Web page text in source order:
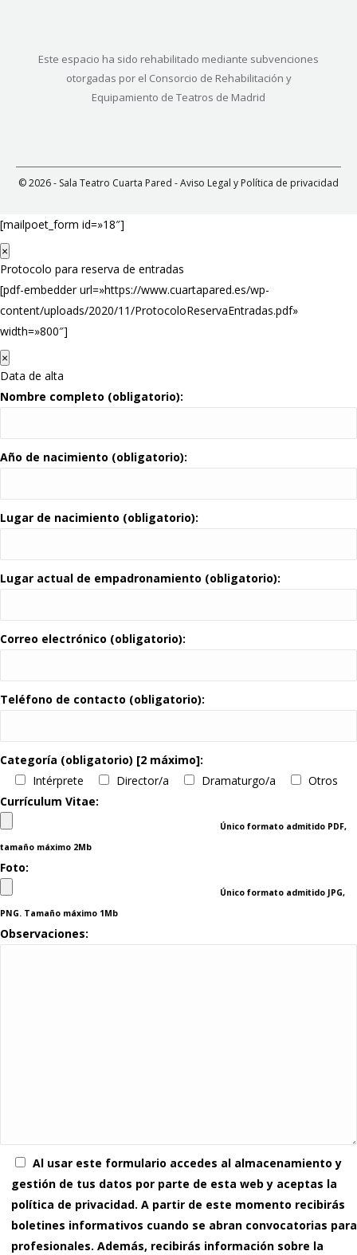
Este espacio ha sido rehabilitado mediante subvenciones
otorgadas por el Consorcio de Rehabilitación y
Equipamiento de Teatros de Madrid
© 2026 - Sala Teatro Cuarta Pared -Aviso Legal y Política de privacidad
[mailpoet_form id=»18″]
×
Protocolo para reserva de entradas
[pdf-embedder url=»https://www.cuartapared.es/wp-
content/uploads/2020/11/ProtocoloReservaEntradas.pdf»
width=»800″]
×
Data de alta
Nombre completo (obligatorio):
Año de nacimiento (obligatorio):
Lugar de nacimiento (obligatorio):
Lugar actual de empadronamiento (obligatorio):
Correo electrónico (obligatorio):
Teléfono de contacto (obligatorio):
Categoría (obligatorio) [2 máximo]:
Intérprete
Director/a Dramaturgo/a
Otros
Currículum Vitae:
Único formato admitido PDF,
tamaño máximo 2Mb
Foto:
Único formato admitido JPG,
PNG. Tamaño máximo 1Mb
Observaciones:
Al usar este formulario accedes al almacenamiento y
gestión de tus datos por parte de esta web y aceptas la
política de privacidad. A partir de este momento recibirás
boletines informativos cuando se abran convocatorias para
profesionales. Además, recibirás información sobre la